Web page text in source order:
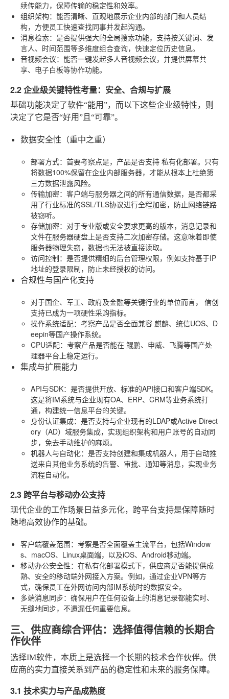
续传能力，保障传输的稳定性和效率。
组织架构：能否清晰、直观地展示企业内部的部门和人员结
构，方便员工快速查找同事并发起沟通。
消息检索：是否提供强大的全局搜索功能，支持按关键词、发
言人、时间范围等多维度组合查询，快速定位历史信息。
音视频会议：能否一键发起多人音视频会议，并提供屏幕共
享、电子白板等协作功能。
2.2 企业级关键特性考量：安全、合规与扩展
基础功能决定了软件“能用”，而以下这些企业级特性，则
决定了它是否“好用”且“可靠”。
数据安全性（重中之重）
部署方式：首要考察点是，产品是否支持 私有化部署。只有
将数据100%保留在企业内部服务器，才能从根本上杜绝第
三方数据泄露风险。
传输加密：客户端与服务器之间的所有通信数据，是否都采
用了行业标准的SSL/TLS协议进行全程加密，防止网络链路
被窃听。
存储加密：对于专业版或安全要求更高的版本，消息记录和
文件在服务器硬盘上是否支持二次加密存储。这意味着即使
服务器物理失窃，数据也无法被直接读取。
访问控制：是否提供精细的后台管理权限，例如支持基于IP
地址的登录限制，防止未经授权的访问。
合规性与国产化支持
对于国企、军工、政府及金融等关键行业的单位而言， 信创
支持已成为一项硬性采购指标。
操作系统适配：考察产品是否全面兼容 麒麟、统信UOS、D
eepin等国产操作系统。
CPU适配：考察产品是否能在 鲲鹏、申威、飞腾等国产处
理器平台上稳定运行。
集成与扩展能力
API与SDK：是否提供开放、标准的API接口和客户端SDK。
这是将IM系统与企业现有OA、ERP、CRM等业务系统打
通，构建统一信息平台的关键。
身份认证集成：是否支持与企业现有的LDAP或Active Direct
ory（AD）域服务集成，实现组织架构和用户账号的自动同
步，免去手动维护的麻烦。
机器人与自动化：是否支持创建和集成机器人，用于自动推
送来自其他业务系统的告警、审批、通知等消息，实现业务
流程自动化。
2.3 跨平台与移动办公支持
现代企业的工作场景日益多元化，跨平台支持是保障随时
随地高效协作的基础。
客户端覆盖范围：考察是否全面覆盖主流平台，包括Window
s、macOS、Linux桌面端，以及iOS、Android移动端。
移动办公安全性：在私有化部署模式下，供应商是否能提供成
熟、安全的移动端外网接入方案。例如，通过企业VPN等方
式，确保员工在外网访问内部IM系统时的数据安全。
多端消息同步：确保用户在任何设备上的消息记录都能实时、
无缝地同步，不遗漏任何重要信息。
三、供应商综合评估：选择值得信赖的长期合
作伙伴
选择IM软件，本质上是选择一个长期的技术合作伙伴。供
应商的实力直接关系到产品的稳定性和未来的服务保障。
3.1 技术实力与产品成熟度